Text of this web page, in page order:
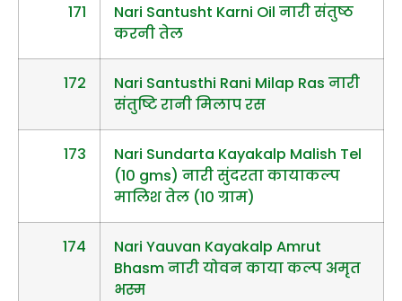
171
Nari Santusht Karni Oil नारी संतुष्ठ
करनी तेल
172
Nari Santusthi Rani Milap Ras नारी
संतुष्टि रानी मिलाप रस
173
Nari Sundarta Kayakalp Malish Tel
(10 gms) नारी सुंदरता कायाकल्प
मालिश तेल (10 ग्राम)
174
Nari Yauvan Kayakalp Amrut
Bhasm नारी योवन काया कल्प अमृत
भस्म